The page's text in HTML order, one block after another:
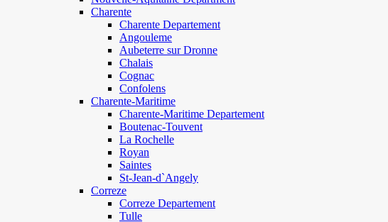
Charente
Charente Departement
Angouleme
Aubeterre sur Dronne
Chalais
Cognac
Confolens
Charente-Maritime
Charente-Maritime Departement
Boutenac-Touvent
La Rochelle
Royan
Saintes
St-Jean-d`Angely
Correze
Correze Departement
Tulle